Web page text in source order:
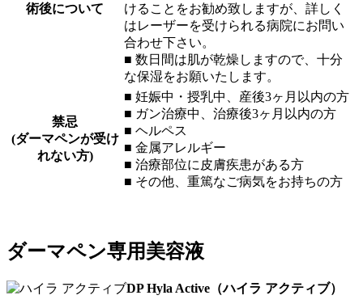
術後について
けることをお勧め致しますが、詳しく
はレーザーを受けられる病院にお問い
合わせ下さい。
■ 数日間は肌が乾燥しますので、十分
な保湿をお願いたします。
禁忌
(ダーマペンが受け
れない方)
■ 妊娠中・授乳中、産後3ヶ月以内の方
■ ガン治療中、治療後3ヶ月以内の方
■ ヘルペス
■ 金属アレルギー
■ 治療部位に皮膚疾患がある方
■ その他、重篤なご病気をお持ちの方
ダーマペン専用美容液
DP Hyla Active（ハイラ アクティブ）